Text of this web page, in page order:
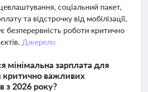
соціальний пакет,
та відстрочку від мобілізації,
безперервність роботи критично
Джерело
мінімальна зарплата для
критично важливих
з 2026 року?